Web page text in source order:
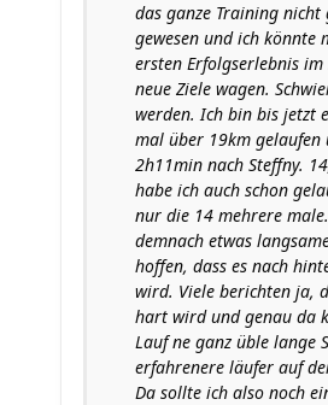
das ganze Training nicht
gewesen und ich könnte
ersten Erfolgserlebnis im
neue Ziele wagen.
werden. Ich bin bis jetzt
mal über 19km gelaufen
2h11min nach Steffny.
habe ich auch schon
nur die 14 mehrere
demnach etwas
hoffen, dass es nach
wird. Viele berichten ja,
hart wird und genau da
Lauf ne ganz üble lange
erfahrenere läufer auf
Da sollte ich also noch